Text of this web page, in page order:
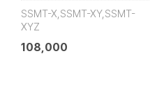
SSMT-X,SSMT-XY,SSMT-
XYZ
108,000